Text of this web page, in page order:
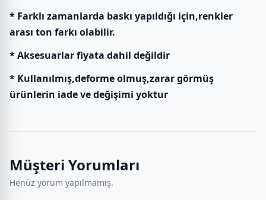
* Farklı zamanlarda baskı yapıldığı için,renkler
arası ton farkı olabilir.
* Aksesuarlar fiyata dahil değildir
* Kullanılmış,deforme olmuş,zarar görmüş
ürünlerin iade ve değişimi yoktur
Müşteri Yorumları
Henüz yorum yapılmamış.